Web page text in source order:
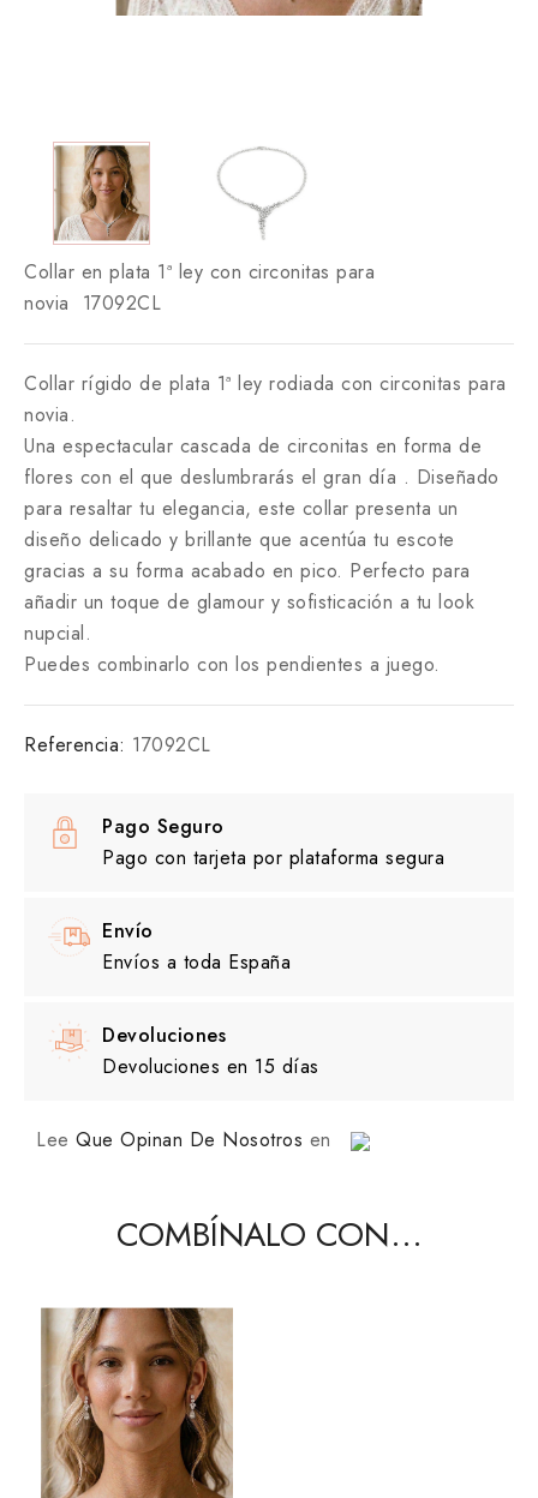
Collar en plata 1ª ley con circonitas para
novia 17092CL
Collar rígido de plata 1ª ley rodiada con circonitas para
novia.
Una espectacular cascada de circonitas en forma de
flores con el que deslumbrarás el gran día . Diseñado
para resaltar tu elegancia, este collar presenta un
diseño delicado y brillante que acentúa tu escote
gracias a su forma acabado en pico. Perfecto para
añadir un toque de glamour y sofisticación a tu look
nupcial.
Puedes combinarlo con los pendientes a juego.
Referencia: 17092CL
Pago Seguro
Pago con tarjeta por plataforma segura
Envío
Envíos a toda España
Devoluciones
Devoluciones en 15 días
Lee Que Opinan De Nosotros en
COMBÍNALO CON...